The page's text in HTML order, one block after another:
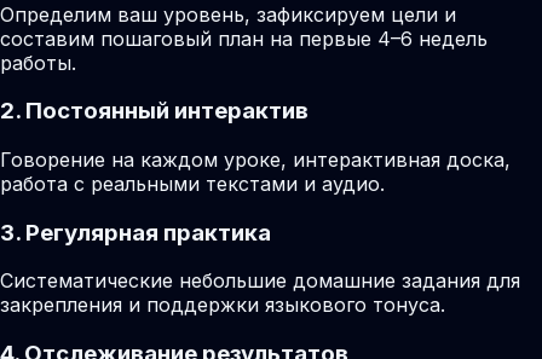
Определим ваш уровень, зафиксируем цели и
составим пошаговый план на первые 4–6 недель
работы.
2. Постоянный интерактив
Говорение на каждом уроке, интерактивная доска,
работа с реальными текстами и аудио.
3. Регулярная практика
Систематические небольшие домашние задания для
закрепления и поддержки языкового тонуса.